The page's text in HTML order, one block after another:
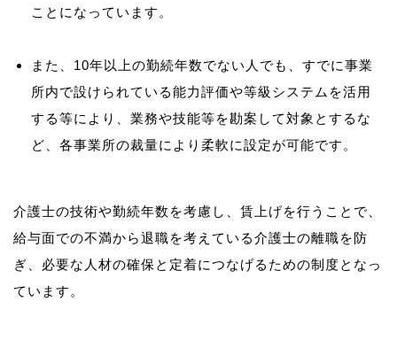
ことになっています。
また、10年以上の勤続年数でない人でも、すでに事業
所内で設けられている能力評価や等級システムを活用
する等により、業務や技能等を勘案して対象とするな
ど、各事業所の裁量により柔軟に設定が可能です。
介護士の技術や勤続年数を考慮し、賃上げを行うことで、
給与面での不満から退職を考えている介護士の離職を防
ぎ、必要な人材の確保と定着につなげるための制度となっ
ています。